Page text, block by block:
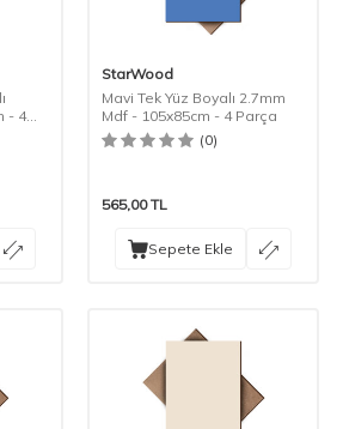
- 4
StarWood
Mavi Tek Yüz Boyalı 2.7mm
Mdf - 105x85cm - 4 Parça
(0)
565,00TL
Sepete Ekle